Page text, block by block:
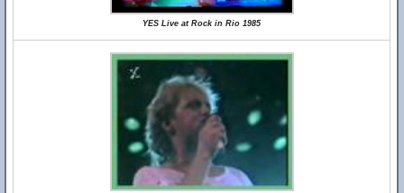
YES Live at Rock in Rio 1985